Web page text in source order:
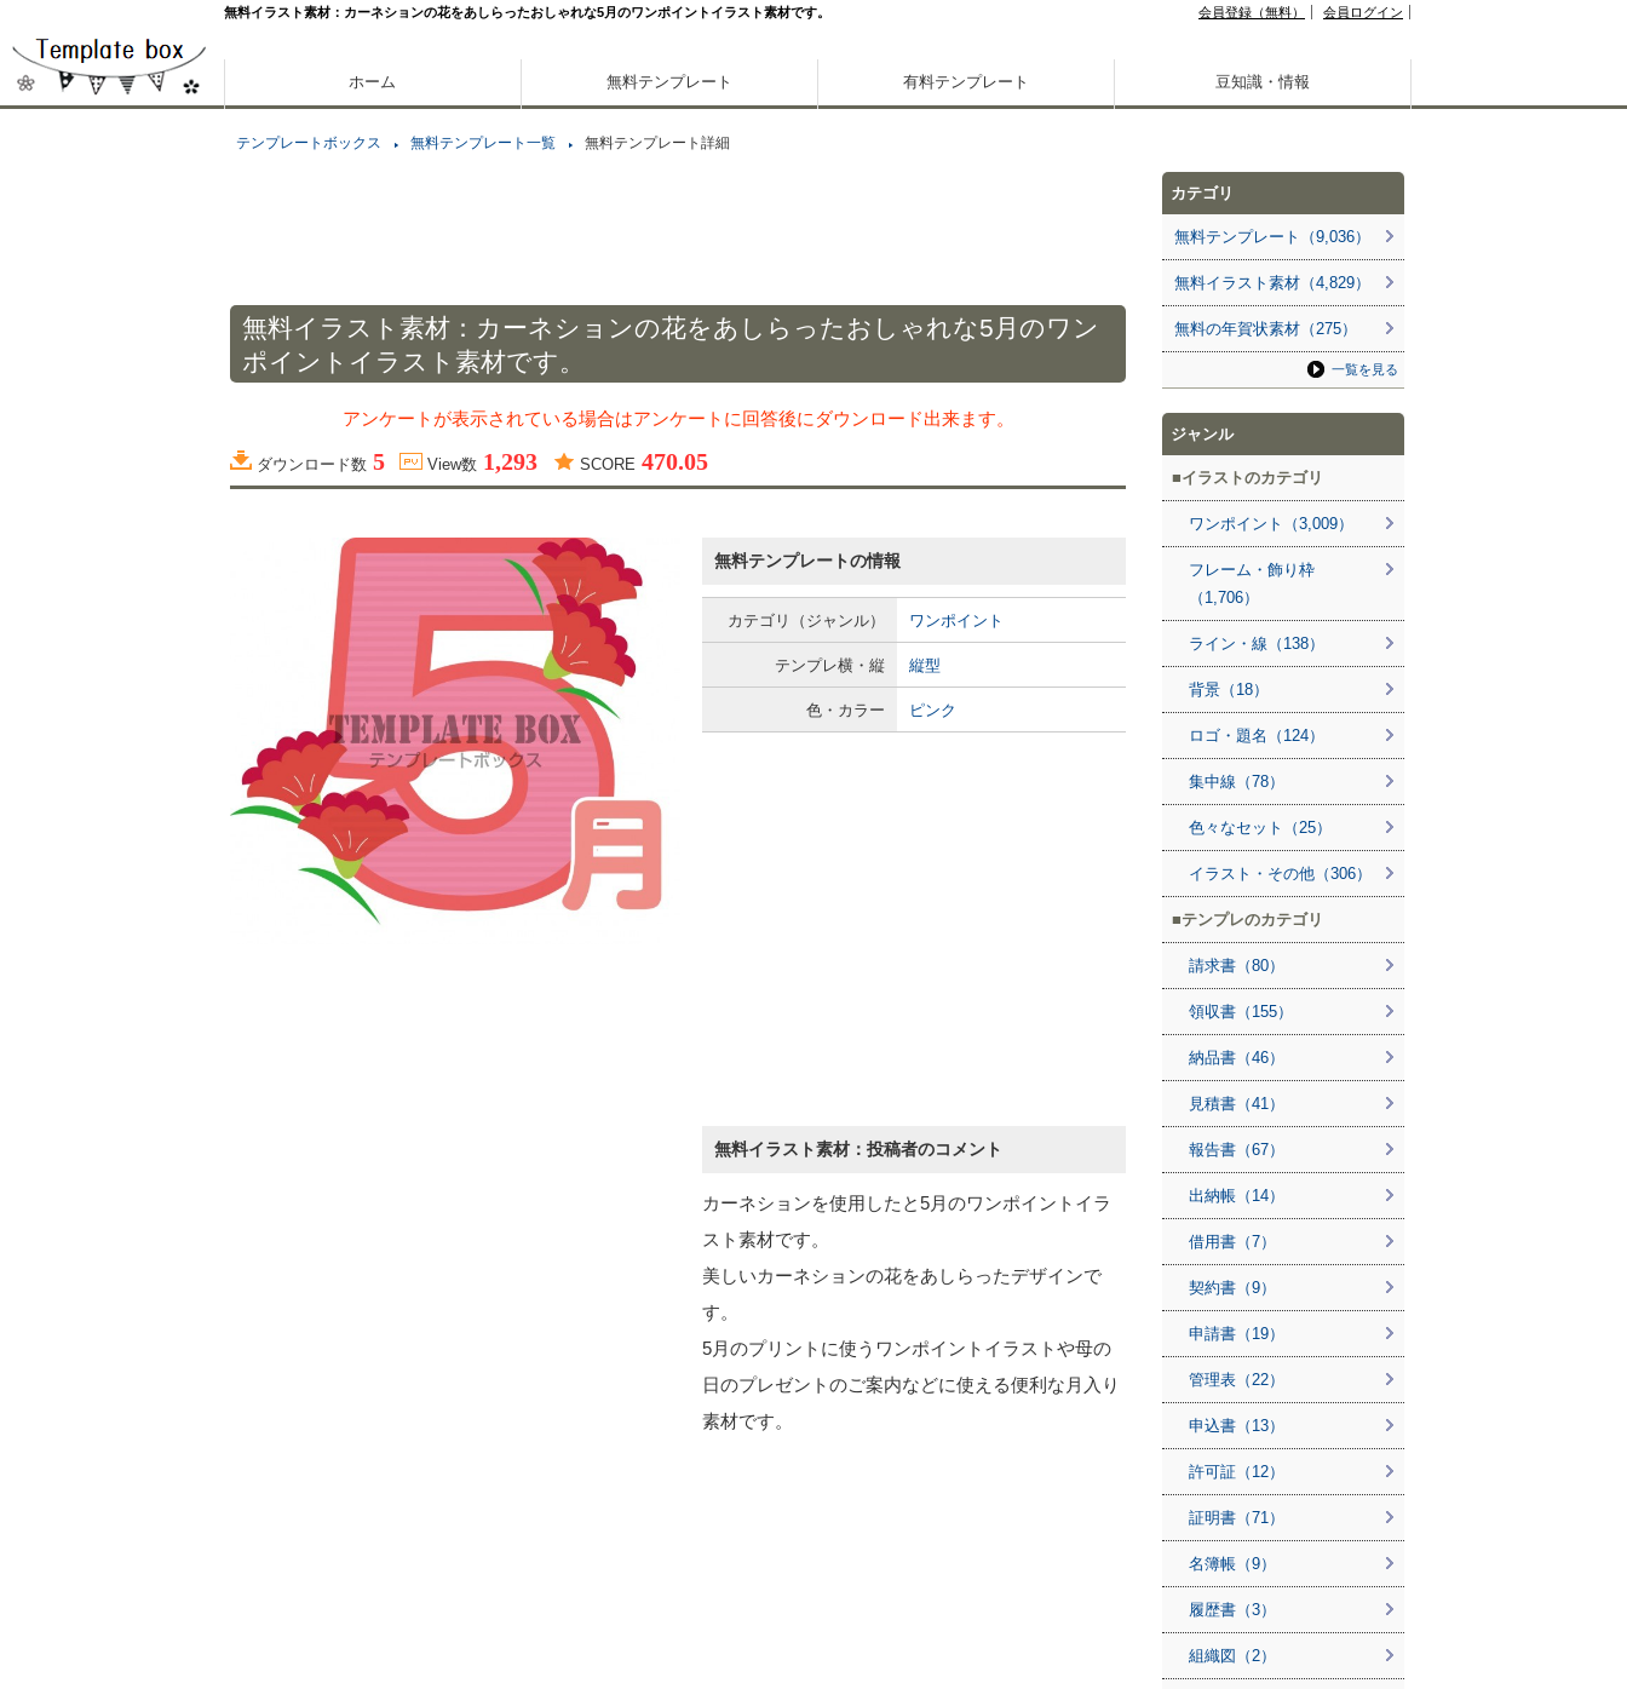
無料イラスト素材：カーネションの花をあしらったおしゃれな5月のワンポイントイラスト素材です。 会員登録（無料） 会員ログイン
ホーム 無料テンプレート 有料テンプレート 豆知識・情報
テンプレートボックス 無料テンプレート一覧 無料テンプレート詳細
無料イラスト素材：カーネションの花をあしらったおしゃれな5月のワン
ポイントイラスト素材です。
アンケートが表示されている場合はアンケートに回答後にダウンロード出来ます。
ダウンロード数 5 View数 1,293 SCORE 470.05
無料テンプレートの情報
カテゴリ（ジャンル） ワンポイント
テンプレ横・縦 縦型
色・カラー ピンク
無料イラスト素材：投稿者のコメント
カーネションを使用したと5月のワンポイントイラ
スト素材です。
美しいカーネションの花をあしらったデザインで
す。
5月のプリントに使うワンポイントイラストや母の
日のプレゼントのご案内などに使える便利な月入り
素材です。
カテゴリ
無料テンプレート（9,036）
無料イラスト素材（4,829）
無料の年賀状素材（275）
一覧を見る
ジャンル
イラストのカテゴリ
ワンポイント（3,009）
フレーム・飾り枠
（1,706）
ライン・線（138）
背景（18）
ロゴ・題名（124）
集中線（78）
色々なセット（25）
イラスト・その他（306）
テンプレのカテゴリ
請求書（80）
領収書（155）
納品書（46）
見積書（41）
報告書（67）
出納帳（14）
借用書（7）
契約書（9）
申請書（19）
管理表（22）
申込書（13）
許可証（12）
証明書（71）
名簿帳（9）
履歴書（3）
組織図（2）